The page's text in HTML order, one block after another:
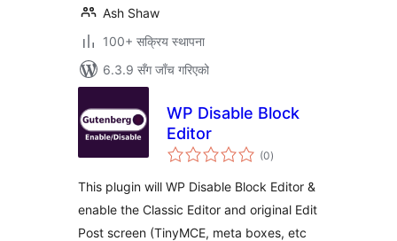
Ash Shaw
100+ सक्रिय स्थापना
6.3.9 सँग जाँच गरिएको
WP Disable Block
Editor
(0कुल
रेटिङ्गहरू
)
This plugin will WP Disable Block Editor &
enable the Classic Editor and original Edit
Post screen (TinyMCE, meta boxes, etc